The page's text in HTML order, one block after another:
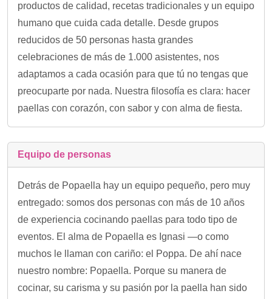
productos de calidad, recetas tradicionales y un equipo
humano que cuida cada detalle. Desde grupos
reducidos de 50 personas hasta grandes
celebraciones de más de 1.000 asistentes, nos
adaptamos a cada ocasión para que tú no tengas que
preocuparte por nada. Nuestra filosofía es clara: hacer
paellas con corazón, con sabor y con alma de fiesta.
Equipo de personas
Detrás de Popaella hay un equipo pequeño, pero muy
entregado: somos dos personas con más de 10 años
de experiencia cocinando paellas para todo tipo de
eventos. El alma de Popaella es Ignasi —o como
muchos le llaman con cariño: el Poppa. De ahí nace
nuestro nombre: Popaella. Porque su manera de
cocinar, su carisma y su pasión por la paella han sido